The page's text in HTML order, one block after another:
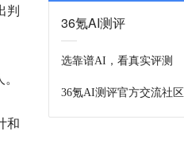
判
和
36氪AI测评
选靠谱AI，看真实评测
36氪AI测评官方交流社区